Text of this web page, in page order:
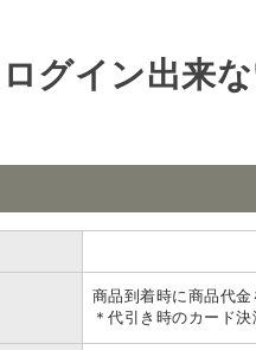
グイン出来
商品到着時に商品代
＊代引き時のカード